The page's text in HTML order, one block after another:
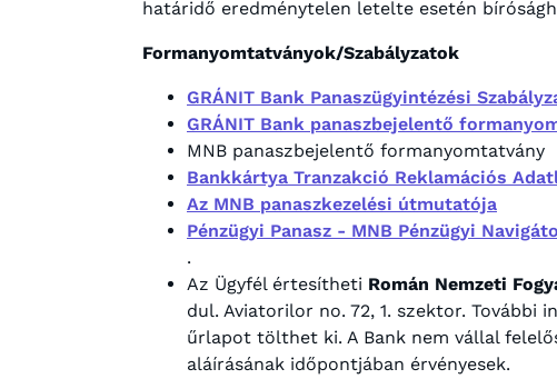
határidő eredménytelen letelte esetén
Formanyomtatványok/Szabályzatok
GRÁNIT Bank Panaszügyintézési
GRÁNIT Bank panaszbejelentő
MNB panaszbejelentő formanyomtatvány
Bankkártya Tranzakció Reklamációs
Az MNB panaszkezelési útmutatója
Pénzügyi Panasz - MNB Pénzügyi
.
Az Ügyfél értesítheti Román Nemzeti
dul. Aviatorilor no. 72, 1. szektor.
űrlapot tölthet ki. A Bank nem vállal
aláírásának időpontjában érvényesek.